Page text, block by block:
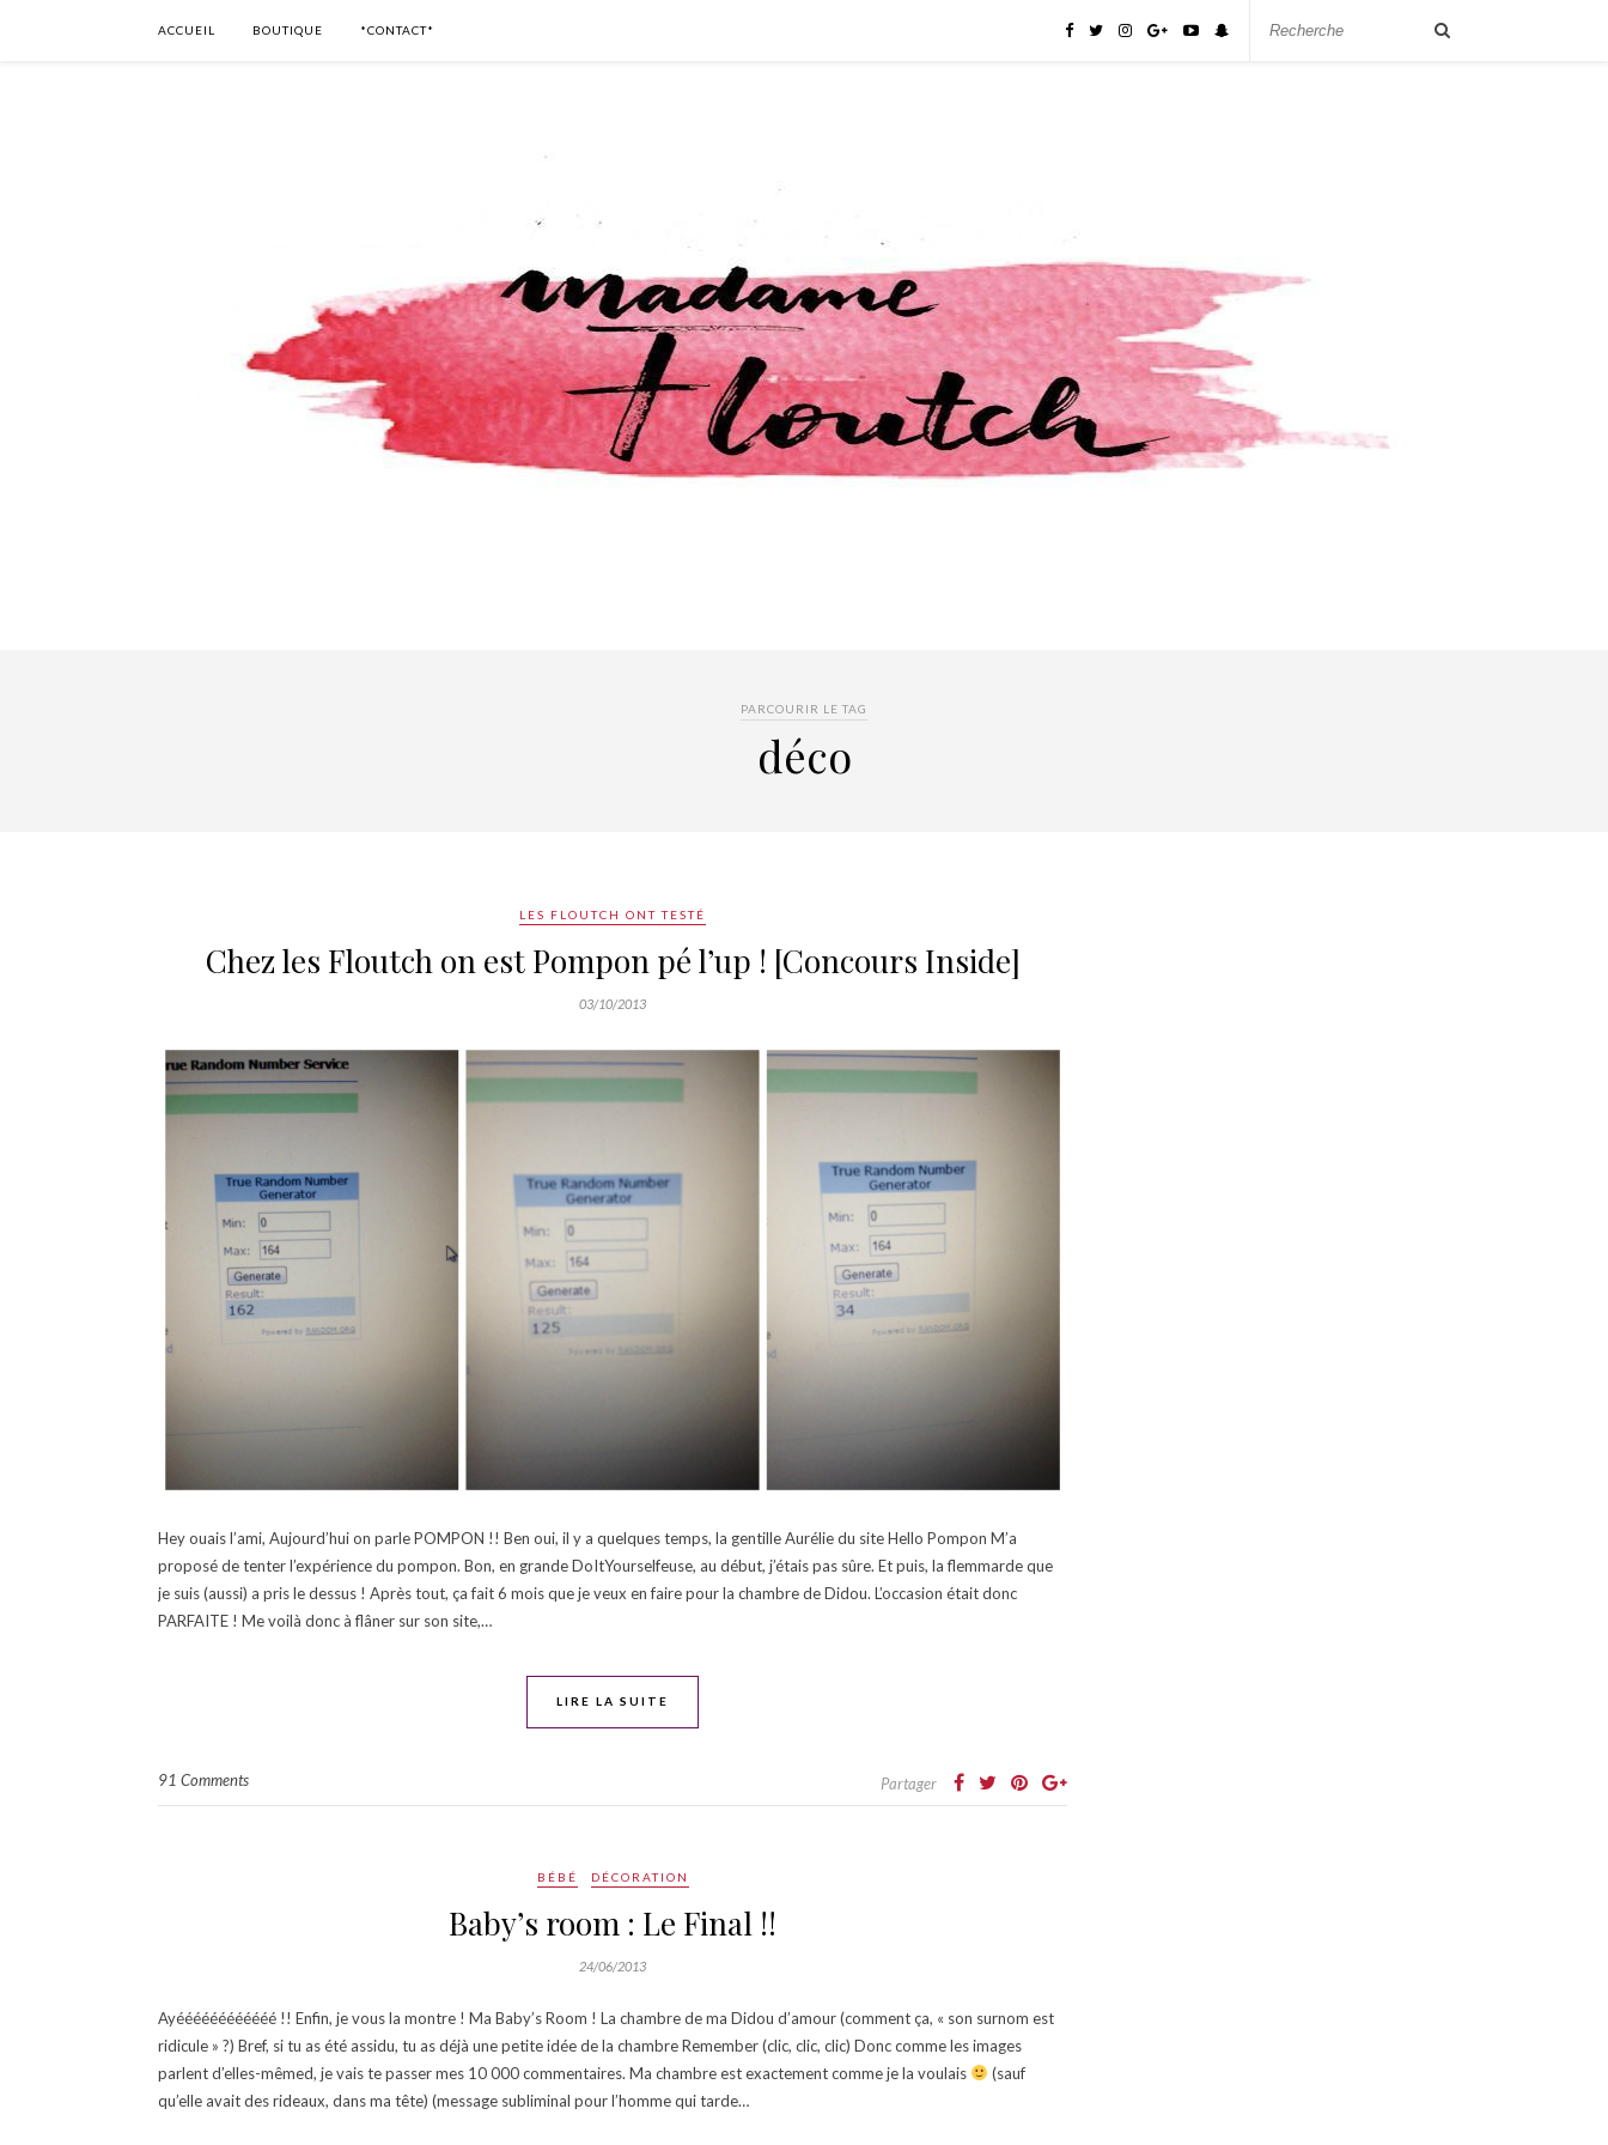
ACCUEIL BOUTIQUE *CONTACT*
PARCOURIR LE TAG
déco
LES FLOUTCH ONT TESTÉ
Chez les Floutch on est Pompon pé l’up ! [Concours Inside]
03/10/2013
Hey ouais l’ami, Aujourd’hui on parle POMPON !! Ben oui, il y a quelques temps, la gentille Aurélie du site Hello Pompon M’a
proposé de tenter l’expérience du pompon. Bon, en grande DoItYourselfeuse, au début, j’étais pas sûre. Et puis, la flemmarde que
je suis (aussi) a pris le dessus ! Après tout, ça fait 6 mois que je veux en faire pour la chambre de Didou. L’occasion était donc
PARFAITE ! Me voilà donc à flâner sur son site,…
LIRE LA SUITE
91 Comments Partager
BÉBÉ DÉCORATION
Baby’s room : Le Final !!
24/06/2013
Ayéééééééééééé !! Enfin, je vous la montre ! Ma Baby’s Room ! La chambre de ma Didou d’amour (comment ça, « son surnom est
ridicule » ?) Bref, si tu as été assidu, tu as déjà une petite idée de la chambre Remember (clic, clic, clic) Donc comme les images
parlent d’elles-mêmed, je vais te passer mes 10 000 commentaires. Ma chambre est exactement comme je la voulais
(sauf
qu’elle avait des rideaux, dans ma tête) (message subliminal pour l’homme qui tarde…